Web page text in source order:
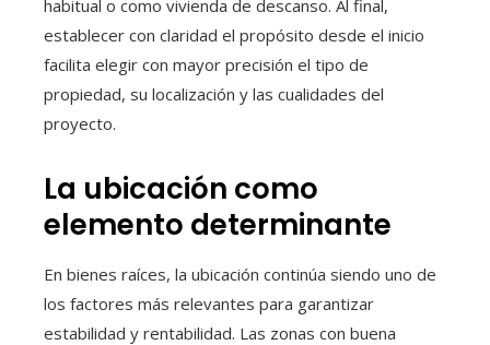
habitual o como vivienda de descanso. Al final,
establecer con claridad el propósito desde el inicio
facilita elegir con mayor precisión el tipo de
propiedad, su localización y las cualidades del
proyecto.
La ubicación como
elemento determinante
En bienes raíces, la ubicación continúa siendo uno de
los factores más relevantes para garantizar
estabilidad y rentabilidad. Las zonas con buena